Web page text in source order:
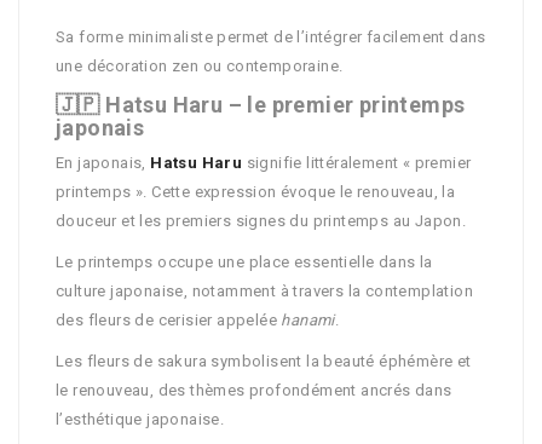
Sa forme minimaliste permet de l’intégrer facilement dans
une décoration zen ou contemporaine.
🇯🇵 Hatsu Haru – le premier printemps
japonais
En japonais, Hatsu Haru signifie littéralement « premier
printemps ». Cette expression évoque le renouveau, la
douceur et les premiers signes du printemps au Japon.
Le printemps occupe une place essentielle dans la
culture japonaise, notamment à travers la contemplation
des fleurs de cerisier appelée hanami.
Les fleurs de sakura symbolisent la beauté éphémère et
le renouveau, des thèmes profondément ancrés dans
l’esthétique japonaise.